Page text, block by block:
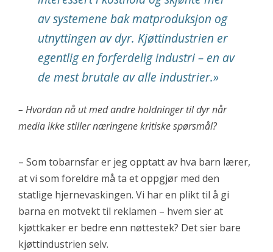
av systemene bak matproduksjon og
utnyttingen av dyr. Kjøttindustrien er
egentlig en forferdelig industri – en av
de mest brutale av alle industrier.»
– Hvordan nå ut med andre holdninger til dyr når
media ikke stiller næringene kritiske spørsmål?
– Som tobarnsfar er jeg opptatt av hva barn lærer,
at vi som foreldre må ta et oppgjør med den
statlige hjernevaskingen. Vi har en plikt til å gi
barna en motvekt til reklamen – hvem sier at
kjøttkaker er bedre enn nøttestek? Det sier bare
kjøttindustrien selv.